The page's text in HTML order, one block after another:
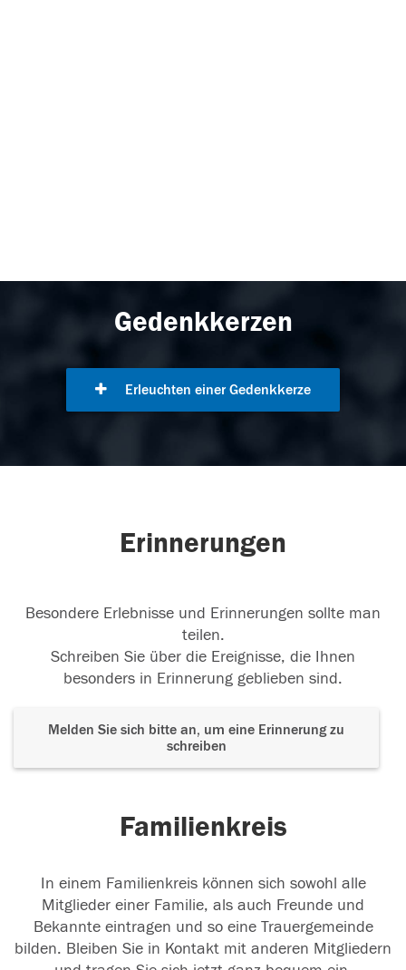
Gedenkkerzen
Erleuchten einer Gedenkkerze
Erinnerungen
Besondere Erlebnisse und Erinnerungen sollte man
teilen.
Schreiben Sie über die Ereignisse, die Ihnen
besonders in Erinnerung geblieben sind.
Melden Sie sich bitte an, um eine Erinnerung zu
schreiben
Familienkreis
In einem Familienkreis können sich sowohl alle
Mitglieder einer Familie, als auch Freunde und
Bekannte eintragen und so eine Trauergemeinde
bilden. Bleiben Sie in Kontakt mit anderen Mitgliedern